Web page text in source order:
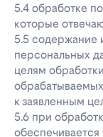
5.4 обработке
которые
5.5 содержание
персональных
целям
к заявленным
5.6 при